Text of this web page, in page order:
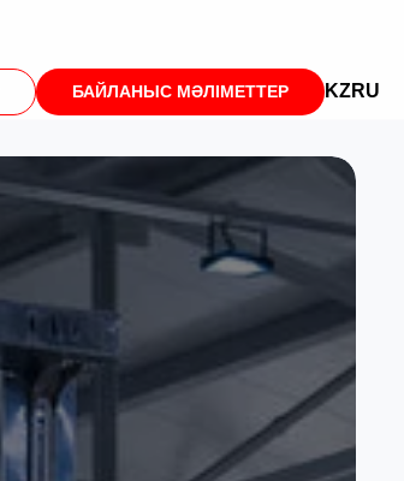
БАЙЛАНЫС МӘЛІМЕТТЕР KZRU